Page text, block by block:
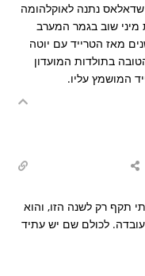
נתנה לאוקלהומה
את מיני שוב בגמר המערב
גובר ישלים 3 גמרי מערב ב3 שנים מאז הטרייד עם יוטה
בתולדות המועדון
המושמץ עליו.
תקף רק לשנה הזו, והוא
לכולם שם יש עתיד